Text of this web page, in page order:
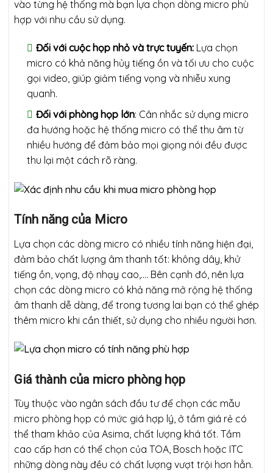
vào từng hệ thống mà bạn lựa chọn dòng micro phù
hợp với nhu cầu sử dụng.
Đối với cuộc họp nhỏ và trực tuyến:Lựa chọn
micro có khả năng hủy tiếng ồn và tối ưu cho cuộc
gọi video, giúp giảm tiếng vọng và nhiễu xung
quanh.
Đối với phòng họp lớn: Cân nhắc sử dụng micro
đa hướng hoặc hệ thống micro có thể thu âm từ
nhiều hướng để đảm bảo mọi giọng nói đều được
thu lại một cách rõ ràng.
Tính năng của Micro
Lựa chọn các dòng micro có nhiều tính năng hiện đại,
đảm bảo chất lượng âm thanh tốt: không dây, khử
tiếng ồn, vọng, độ nhạy cao,…. Bên cạnh đó, nên lựa
chọn các dòng micro có khả năng mở rộng hệ thống
âm thanh dễ dàng, để trong tương lai bạn có thể ghép
thêm micro khi cần thiết, sử dụng cho nhiều người hơn.
Giá thành của micro phòng họp
Tùy thuộc vào ngân sách đầu tư để chọn các mẫu
micro phòng họp có mức giá hợp lý, ở tầm giá rẻ có
thể tham khảo của Asima, chất lượng khá tốt. Tầm
cao cấp hơn có thể chọn của TOA, Bosch hoặc ITC
những dòng này đều có chất lượng vượt trội hơn hẳn.